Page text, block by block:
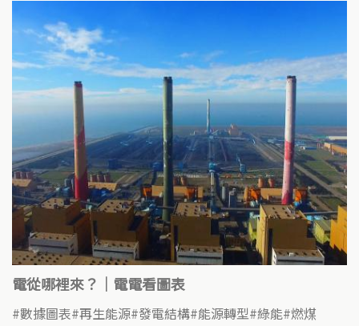
電從哪裡來？｜電電看圖表
數據圖表 再生能源 發電結構 能源轉型 綠能 燃煤